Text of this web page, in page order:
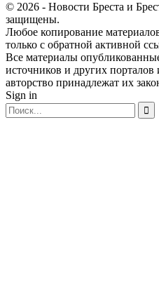
© 2026 - Новости Бреста и
защищены.
Любое копирование
только с обратной активной
Все материалы
источников и других порталов
авторство принадлежат их
Sign in